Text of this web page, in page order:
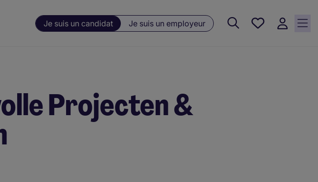
Je suis un candidat Je suis un employeur
Favoris, 0
Projecten &